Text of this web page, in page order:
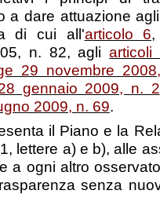
a dare attuazione
di cui all'articolo 6,
n. 82, agli
29 novembre
gennaio 2009, n. 2
2009, n. 69.
il Piano e la
lettere a) e b), alle
a ogni altro
senza